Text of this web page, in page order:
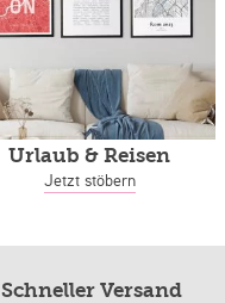
Urlaub & Reisen
Jetzt stöbern
Schneller Versand